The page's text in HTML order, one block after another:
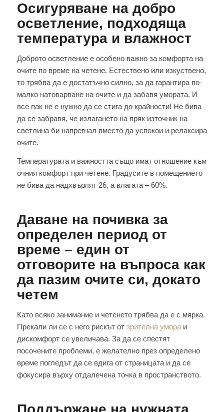
Осигуряване на добро
осветление, подходяща
температура и влажност
Доброто осветление е особено важно за комфорта на
очите по време на четене. Естествено или изкуствено,
то трябва да е достатъчно силно, за да гарантира по-
малко натоварване на очите и да забавя умората. И
все пак не е нужно да се стига до крайности! Не бива
да се забравя, че излагането на пряк източник на
светлина би напрегнал вместо да успокои и релаксира
очите.
Температурата и важността също имат отношение към
очния комфорт при четене. Градусите в помещението
не бива да надхвърлят 26, а влагата – 60%.
Даване на почивка за
определен период от
време – един от
отговорите на въпроса как
да пазим очите си, докато
четем
Като всяко занимание и четенето трябва да е с мярка.
Прекали ли се с него рискът от зрителна умораи
дискомфорт се увеличава. За да се спестят
посочените проблеми, е желателно през определено
време погледът да се вдига от страницата и да се
фокусира върху отдалечена точка в пространството.